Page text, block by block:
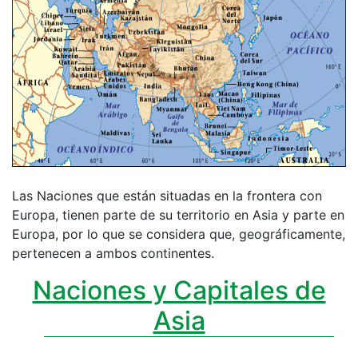
Las Naciones que están situadas en la frontera con
Europa, tienen parte de su territorio en Asia y parte en
Europa, por lo que se considera que, geográficamente,
pertenecen a ambos continentes.
Naciones y Capitales de
Asia